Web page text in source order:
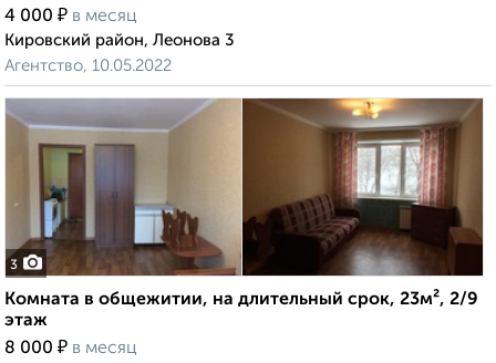
4 000 ₽ в месяц
Кировский район, Леонова 3
Агентство, 10.05.2022
3
Комната в общежитии, на длительный срок, 23м², 2/9
этаж
8 000 ₽ в месяц